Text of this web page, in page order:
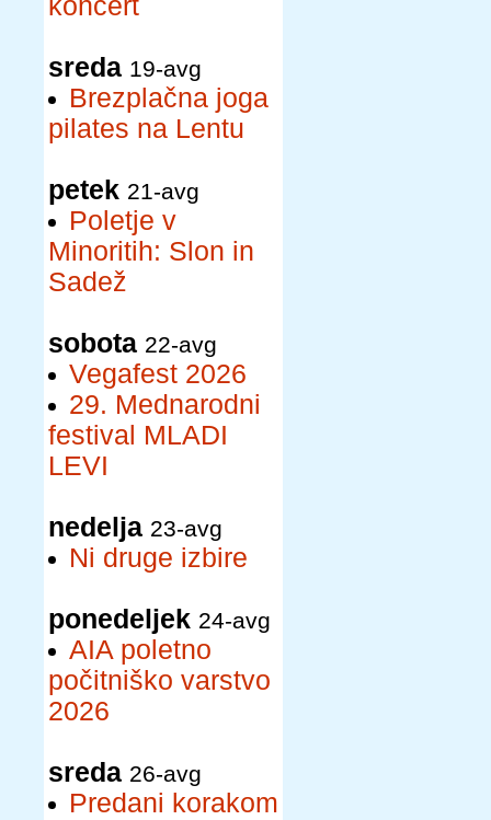
koncert
sreda 19-avg
Brezplačna joga
pilates na Lentu
petek 21-avg
Poletje v
Minoritih: Slon in
Sadež
sobota 22-avg
Vegafest 2026
29. Mednarodni
festival MLADI
LEVI
nedelja 23-avg
Ni druge izbire
ponedeljek 24-avg
AIA poletno
počitniško varstvo
2026
sreda 26-avg
Predani korakom